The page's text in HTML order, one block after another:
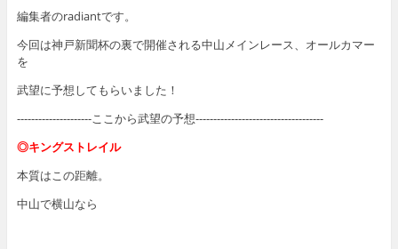
編集者のradiantです。
今回は神戸新聞杯の裏で開催される中山メインレース、オールカマー
を
武望に予想してもらいました！
---------------------ここから武望の予想------------------------------------
◎キングストレイル
本質はこの距離。
中山で横山なら